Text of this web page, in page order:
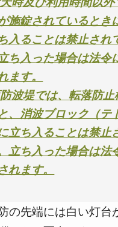
施錠されているとき
入ることは禁止され
ち入った場合は法令
ます。
波堤では、転落防止
、消波ブロック（テ
立ち入ることは禁止
立ち入った場合は法
れます。
の先端には白い灯台